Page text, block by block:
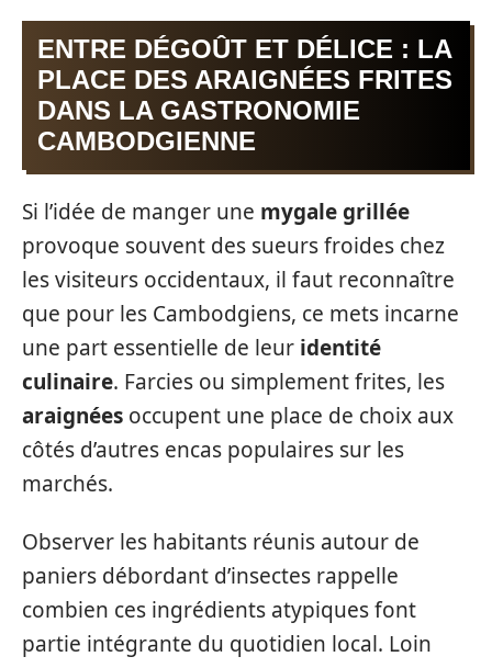
ENTRE DÉGOÛT ET DÉLICE : LA
PLACE DES ARAIGNÉES FRITES
DANS LA GASTRONOMIE
CAMBODGIENNE
Si l’idée de manger une mygale grillée
provoque souvent des sueurs froides chez
les visiteurs occidentaux, il faut reconnaître
que pour les Cambodgiens, ce mets incarne
une part essentielle de leur identité
culinaire. Farcies ou simplement frites, les
araignées occupent une place de choix aux
côtés d’autres encas populaires sur les
marchés.
Observer les habitants réunis autour de
paniers débordant d’insectes rappelle
combien ces ingrédients atypiques font
partie intégrante du quotidien local. Loin